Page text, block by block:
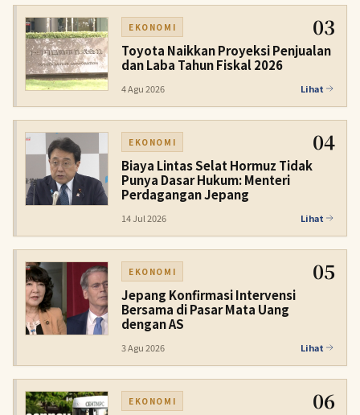
EKONOMI 03
Toyota Naikkan Proyeksi Penjualan
dan Laba Tahun Fiskal 2026
4 Agu 2026 Lihat
EKONOMI 04
Biaya Lintas Selat Hormuz Tidak
Punya Dasar Hukum: Menteri
Perdagangan Jepang
14 Jul 2026 Lihat
EKONOMI 05
Jepang Konfirmasi Intervensi
Bersama di Pasar Mata Uang
dengan AS
3 Agu 2026 Lihat
EKONOMI 06